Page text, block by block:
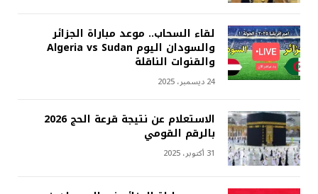
لقاء السحاب.. موعد مباراة الجزائر
والسودان اليوم Algeria vs Sudan
والقنوات الناقلة
24 ديسمبر، 2025
الاستعلام عن نتيجة قرعة الحج 2026
بالرقم القومي
31 أكتوبر، 2025